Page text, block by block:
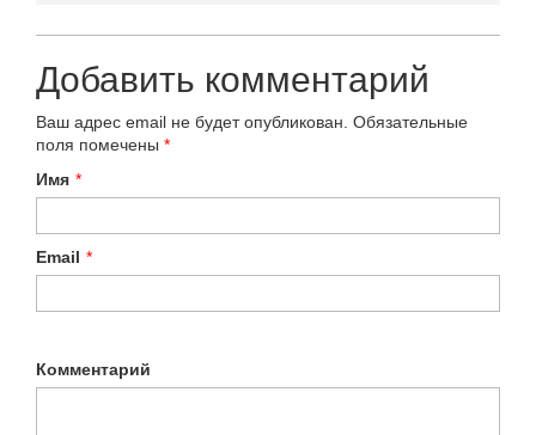
Добавить комментарий
Ваш адрес email не будет опубликован. Обязательные
поля помечены *
Имя *
Email *
Комментарий